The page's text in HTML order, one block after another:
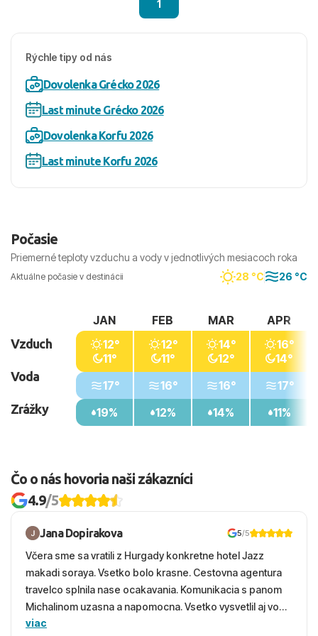
1
Rýchle tipy od nás
Dovolenka Grécko 2026
Last minute Grécko 2026
Dovolenka Korfu 2026
Last minute Korfu 2026
Počasie
Priemerné teploty vzduchu a vody v jednotlivých mesiacoch roka
Aktuálne počasie v destinácii 28 °C 26 °C
Vzduch
Voda
Zrážky
JAN
12°
11°
17°
19%
FEB
12°
11°
16°
12%
MAR
14°
12°
16°
14%
APR
16°
14°
17°
11%
Čo o nás hovoria naši zákazníci
4.9/5
Jana Dopirakova 5/5
Včera sme sa vratili z Hurgady konkretne hotel Jazz
makadi soraya. Vsetko bolo krasne. Cestovna agentura
travelco splnila nase ocakavania. Komunikacia s panom
Michalinom uzasna a napomocna. Vsetko vysvetlil aj vo
vecernych hodinach zaco sa ospravedlnujem. Hotel
viac